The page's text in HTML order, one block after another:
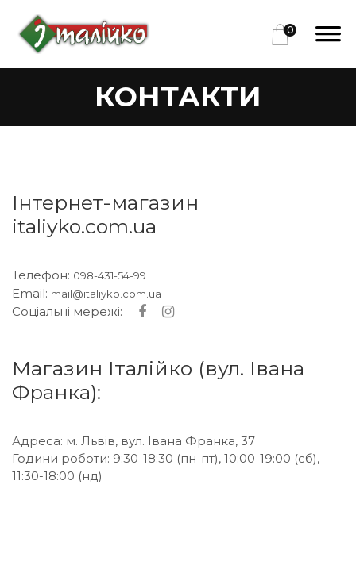
0
КОНТАКТИ
Інтернет-магазин
italiyko.com.ua
Телефон: 098-431-54-99
Email: mail@italiyko.com.ua
Соціальні мережі:
Магазин Італійко (вул. Івана
Франка):
Адреса: м. Львів, вул. Івана Франка, 37
Години роботи: 9:30-18:30 (пн-пт), 10:00-19:00 (сб),
11:30-18:00 (нд)